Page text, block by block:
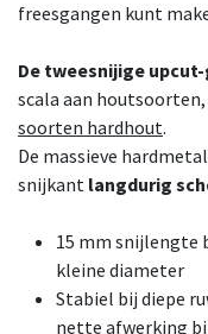
freesgangen kunt
De tweesnijige
scala aan houtsoorten,
soorten hardhout.
De massieve
snijkant langdurig
15 mm snijlengte
kleine diameter
Stabiel bij diepe
nette afwerking